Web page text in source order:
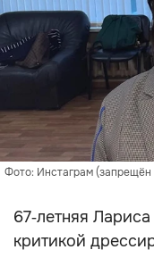
Фото: Инстаграм (запрещён
67‑летняя
критикой